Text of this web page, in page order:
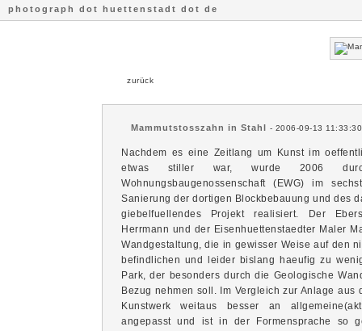
photograph dot huettenstadt dot de
zurück
Mammutstosszahn in Stahl - 2006-09-13 11:33:30
Nachdem es eine Zeitlang um Kunst im
etwas stiller war, wurde 2006 durch
Wohnungsbaugenossenschaft (EWG) im
Sanierung der dortigen Blockbebauung und des
giebelfuellendes Projekt realisiert. Der
Herrmann und der Eisenhuettenstaedter Maler
Wandgestaltung, die in gewisser Weise auf den
befindlichen und leider bislang haeufig zu
Park, der besonders durch die Geologische
Bezug nehmen soll. Im Vergleich zur Anlage
Kunstwerk weitaus besser an
angepasst und ist in der Formensprache so